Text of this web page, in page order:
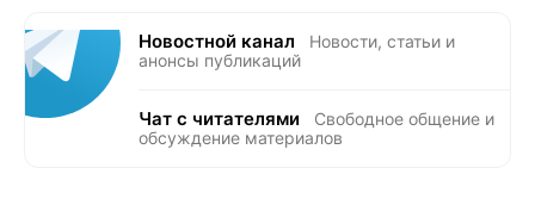
Новостной канал
Новости, статьи и
анонсы публикаций
Чат с читателями
Свободное общение и
обсуждение материалов